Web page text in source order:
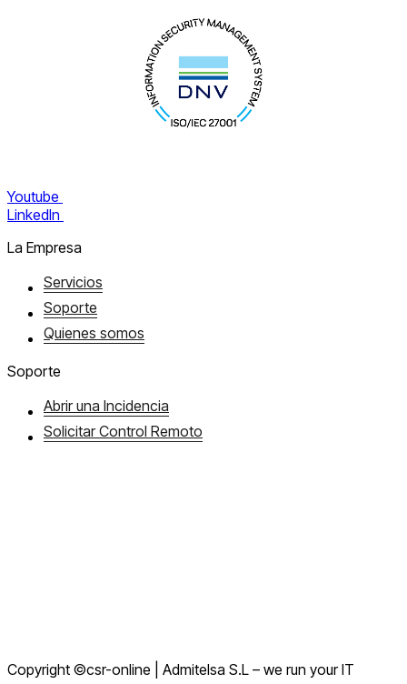
Youtube
LinkedIn
La Empresa
Servicios
Soporte
Quienes somos
Soporte
Abrir una Incidencia
Solicitar Control Remoto
Política de Privacidad en Redes Sociales
Copyright ©csr-online | Admitelsa S.L – we run your IT